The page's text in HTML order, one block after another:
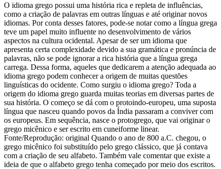
O idioma grego possui uma história rica e repleta de influências,
como a criação de palavras em outras línguas e até originar novos
idiomas. Por conta desses fatores, pode-se notar como a língua grega
teve um papel muito influente no desenvolvimento de vários
aspectos na cultura ocidental. Apesar de ser um idioma que
apresenta certa complexidade devido a sua gramática e pronúncia de
palavras, não se pode ignorar a rica história que a língua grega
carrega. Dessa forma, aqueles que dedicarem a atenção adequada ao
idioma grego podem conhecer a origem de muitas questões
linguísticas do ocidente. Como surgiu o idioma grego? Toda a
origem do idioma grego guarda muitas teorias em diversas partes de
sua história. O começo se dá com o protoindo-europeu, uma suposta
língua que nasceu quando povos da Índia passaram a conviver com
os europeus. Em sequência, nasce o protogrego, que vai originar o
grego micênico e ser escrito em cuneiforme linear.
Fonte/Reprodução: original Quando o ano de 800 a.C. chegou, o
grego micênico foi substituído pelo grego clássico, que já contava
com a criação de seu alfabeto. Também vale comentar que existe a
ideia de que o alfabeto grego tenha começado por meio dos escritos.